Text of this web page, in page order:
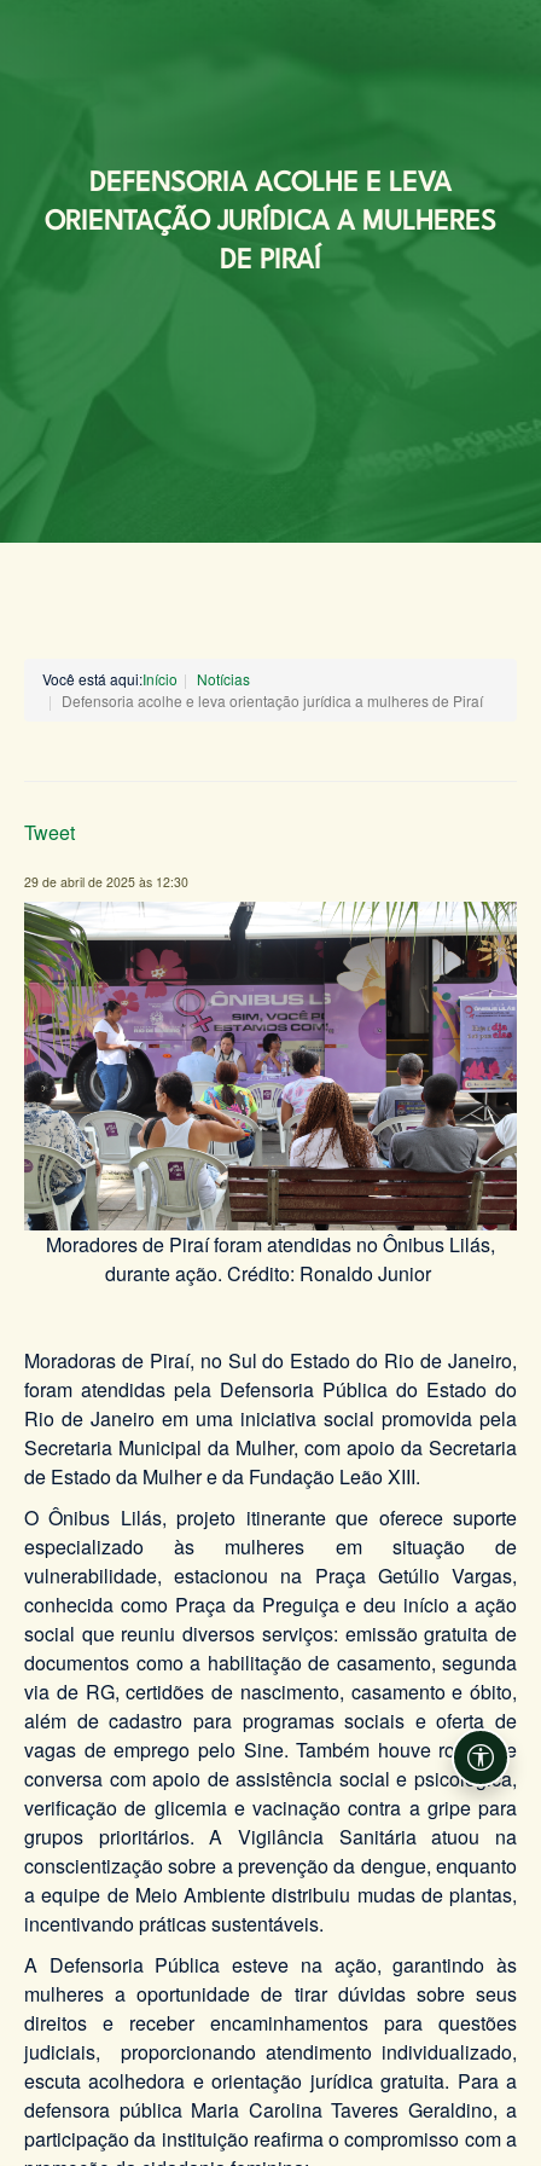
DEFENSORIA ACOLHE E LEVA
ORIENTAÇÃO JURÍDICA A MULHERES
DE PIRAÍ
Você está aqui:Início
Notícias
Defensoria acolhe e leva orientação jurídica a mulheres de Piraí
Tweet
29 de abril de 2025 às 12:30
Moradores de Piraí foram atendidas no Ônibus Lilás,
durante ação. Crédito: Ronaldo Junior
Moradoras de Piraí, no Sul do Estado do Rio de Janeiro,
foram atendidas pela Defensoria Pública do Estado do
Rio de Janeiro em uma iniciativa social promovida pela
Secretaria Municipal da Mulher, com apoio da Secretaria
de Estado da Mulher e da Fundação Leão XIII.
O Ônibus Lilás, projeto itinerante que oferece suporte
especializado às mulheres em situação de
vulnerabilidade, estacionou na Praça Getúlio Vargas,
conhecida como Praça da Preguiça e deu início a ação
social que reuniu diversos serviços: emissão gratuita de
documentos como a habilitação de casamento, segunda
via de RG, certidões de nascimento, casamento e óbito,
além de cadastro para programas sociais e oferta de
vagas de emprego pelo Sine. Também houve rodas de
conversa com apoio de assistência social e psicológica,
verificação de glicemia e vacinação contra a gripe para
grupos prioritários. A Vigilância Sanitária atuou na
conscientização sobre a prevenção da dengue, enquanto
a equipe de Meio Ambiente distribuiu mudas de plantas,
incentivando práticas sustentáveis.
A Defensoria Pública esteve na ação, garantindo às
mulheres a oportunidade de tirar dúvidas sobre seus
direitos e receber encaminhamentos para questões
judiciais, proporcionando atendimento individualizado,
escuta acolhedora e orientação jurídica gratuita. Para a
defensora pública Maria Carolina Taveres Geraldino, a
participação da instituição reafirma o compromisso com a